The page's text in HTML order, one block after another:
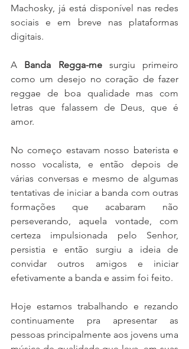
Machosky, já está disponível nas redes
sociais e em breve nas plataformas
digitais.
A Banda Regga-me surgiu primeiro
como um desejo no coração de fazer
reggae de boa qualidade mas com
letras que falassem de Deus, que é
amor.
No começo estavam nosso baterista e
nosso vocalista, e então depois de
várias conversas e mesmo de algumas
tentativas de iniciar a banda com outras
formações que acabaram não
perseverando, aquela vontade, com
certeza impulsionada pelo Senhor,
persistia e então surgiu a ideia de
convidar outros amigos e iniciar
efetivamente a banda e assim foi feito.
Hoje estamos trabalhando e rezando
continuamente pra apresentar as
pessoas principalmente aos jovens uma